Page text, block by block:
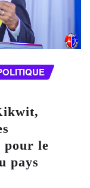
pour le
pays